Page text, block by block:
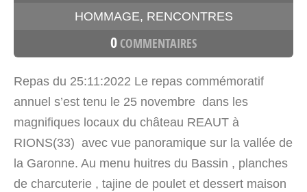
HOMMAGE, RENCONTRES
0 COMMENTAIRES
‌Repas du 25:11:2022 Le repas commémoratif
annuel s’est tenu le 25 novembre dans les
magnifiques locaux du château REAUT à
RIONS(33) avec vue panoramique sur la vallée de
la Garonne. Au menu huitres du Bassin , planches
de charcuterie , tajine de poulet et dessert maison